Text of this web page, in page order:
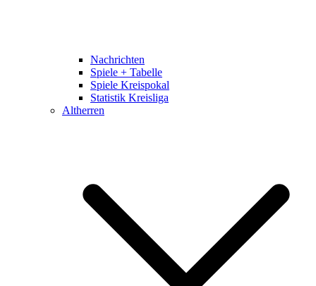
Nachrichten
Spiele + Tabelle
Spiele Kreispokal
Statistik Kreisliga
Altherren